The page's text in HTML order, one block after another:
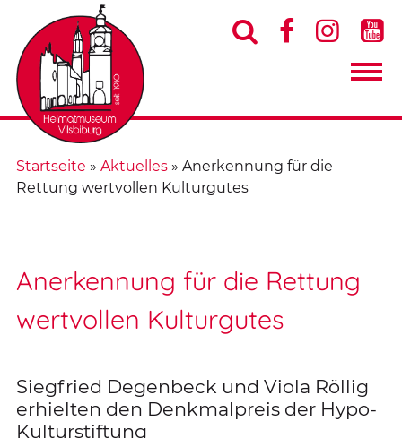
   
Startseite » Aktuelles» Anerkennung für die
Rettung wertvollen Kulturgutes
Anerkennung für die Rettung
wertvollen Kulturgutes
Siegfried Degenbeck und Viola Röllig
erhielten den Denkmalpreis der Hypo-
Kulturstiftung